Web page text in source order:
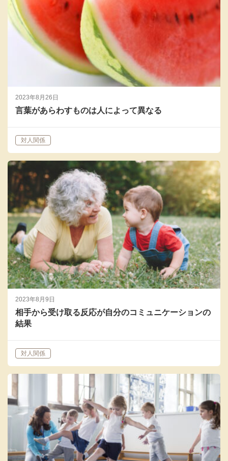
2023年8月26日
言葉があらわすものは人によって異なる
対人関係
2023年8月9日
相手から受け取る反応が自分のコミュニケーションの
結果
対人関係